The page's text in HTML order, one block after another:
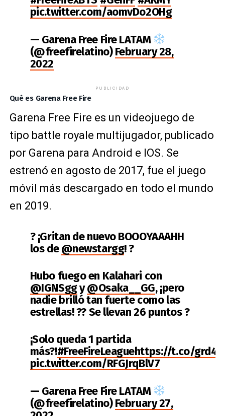
pic.twitter.com/aomvDo2OHg
— Garena Free Fire LATAM
(@freefirelatino)February 28,
2022
PUBLICIDAD
Qué es Garena Free Fire
Garena Free Fire es un videojuego de
tipo battle royale multijugador, publicado
por Garena para Android e IOS.​ ​Se
estrenó en agosto de 2017, fue el juego
móvil más descargado en todo el mundo
en 2019.​
? ¡Gritan de nuevo BOOOYAAAHH
los de@newstargg! ?
Hubo fuego en Kalahari con
@IGNSggy@Osaka__GG, ¡pero
nadie brilló tan fuerte como las
estrellas! ?? Se llevan 26 puntos ?
¡Solo queda 1 partida
más?!#FreeFireLeaguehttps://t.co/
pic.twitter.com/RFGJrqBlV7
— Garena Free Fire LATAM
(@freefirelatino)February 27,